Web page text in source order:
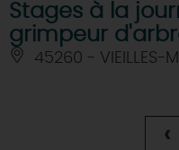
Stages à la
grimpeur
45260 - VIEILLES-
‹